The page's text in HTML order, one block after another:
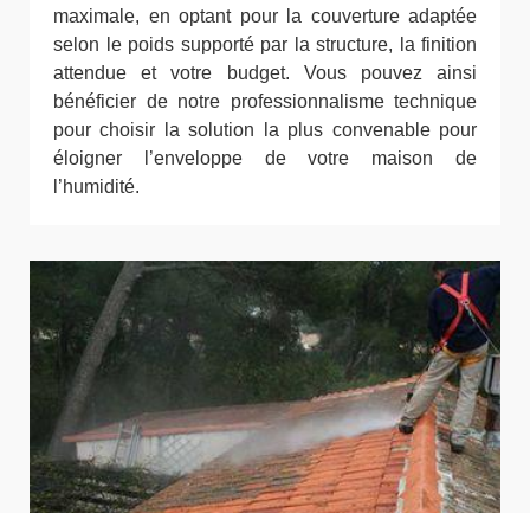
maximale, en optant pour la couverture adaptée
selon le poids supporté par la structure, la finition
attendue et votre budget. Vous pouvez ainsi
bénéficier de notre professionnalisme technique
pour choisir la solution la plus convenable pour
éloigner l’enveloppe de votre maison de
l’humidité.